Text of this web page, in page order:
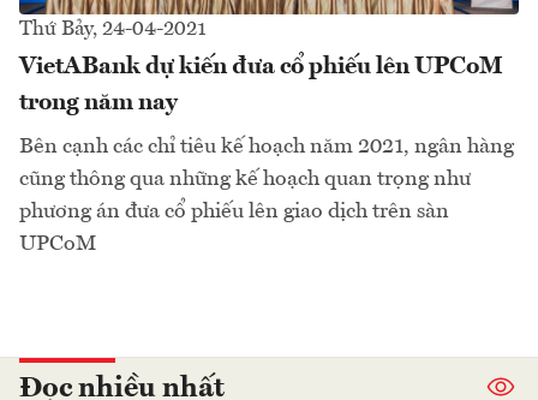
Thứ Bảy, 24-04-2021
VietABank dự kiến đưa cổ phiếu lên UPCoM
trong năm nay
Bên cạnh các chỉ tiêu kế hoạch năm 2021, ngân hàng
cũng thông qua những kế hoạch quan trọng như
phương án đưa cổ phiếu lên giao dịch trên sàn
UPCoM
Đọc nhiều nhất